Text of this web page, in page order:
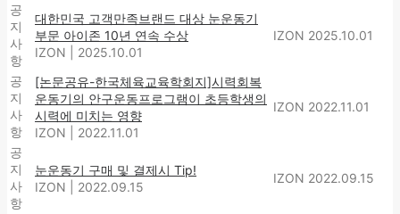
공
지
사
항
대한민국 고객만족브랜드 대상 눈운동기
부문 아이존 10년 연속 수상
IZON
2025.10.01
IZON 2025.10.01
공
지
사
항
[논문공유-한국체육교육학회지]시력회복
운동기의 안구운동프로그램이 초등학생의
시력에 미치는 영향
IZON
2022.11.01
IZON 2022.11.01
공
지
사
항
눈운동기 구매 및 결제시 Tip!
IZON
2022.09.15
IZON 2022.09.15